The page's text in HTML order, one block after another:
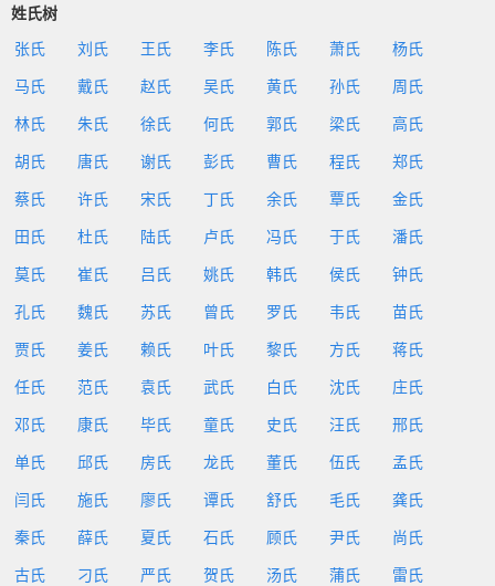
姓氏树
张氏 刘氏 王氏 李氏 陈氏 萧氏 杨氏
马氏 戴氏 赵氏 吴氏 黄氏 孙氏 周氏
林氏 朱氏 徐氏 何氏 郭氏 梁氏 高氏
胡氏 唐氏 谢氏 彭氏 曹氏 程氏 郑氏
蔡氏 许氏 宋氏 丁氏 余氏 覃氏 金氏
田氏 杜氏 陆氏 卢氏 冯氏 于氏 潘氏
莫氏 崔氏 吕氏 姚氏 韩氏 侯氏 钟氏
孔氏 魏氏 苏氏 曾氏 罗氏 韦氏 苗氏
贾氏 姜氏 赖氏 叶氏 黎氏 方氏 蒋氏
任氏 范氏 袁氏 武氏 白氏 沈氏 庄氏
邓氏 康氏 毕氏 童氏 史氏 汪氏 邢氏
单氏 邱氏 房氏 龙氏 董氏 伍氏 孟氏
闫氏 施氏 廖氏 谭氏 舒氏 毛氏 龚氏
秦氏 薛氏 夏氏 石氏 顾氏 尹氏 尚氏
古氏 刁氏 严氏 贺氏 汤氏 蒲氏 雷氏